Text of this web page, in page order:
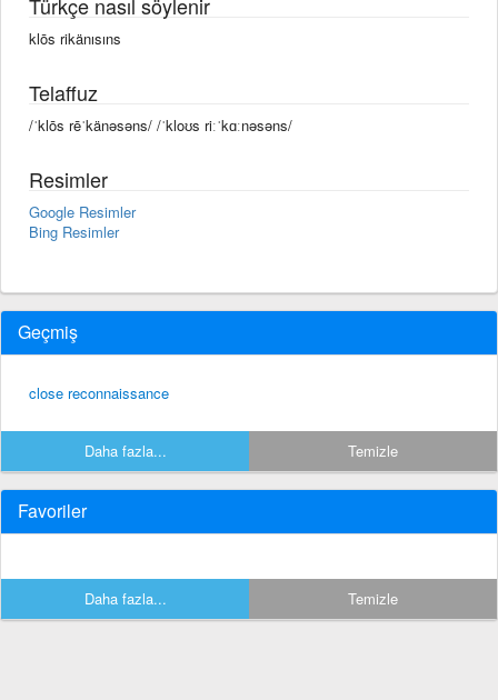
klōs rikänısıns
Telaffuz
/ˈklōs rēˈkänəsəns/ /ˈkloʊs riːˈkɑːnəsəns/
Resimler
Google Resimler
Bing Resimler
Geçmiş
close reconnaissance
Daha fazla... Temizle
Favoriler
Daha fazla... Temizle